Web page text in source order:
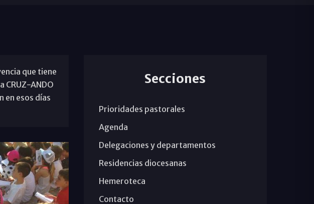
que tiene
CRUZ-ANDO
en esos días
Secciones
Prioridades pastorales
Agenda
Delegaciones y departamentos
Residencias diocesanas
Hemeroteca
Contacto